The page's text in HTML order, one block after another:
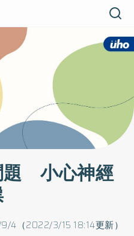
題 小心神經
4（2022/3/15 18:14更新）